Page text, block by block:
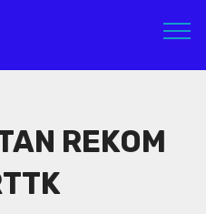
REKOM
S